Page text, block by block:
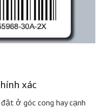
xác
ở góc cong hay cạnh